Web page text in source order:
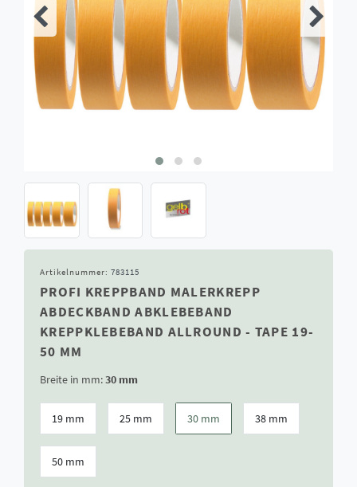
Artikelnummer: 783115
PROFI KREPPBAND MALERKREPP
ABDECKBAND ABKLEBEBAND
KREPPKLEBEBAND ALLROUND - TAPE 19-
50 MM
Breite in mm:30 mm
19 mm 25 mm 30 mm 38 mm
50 mm